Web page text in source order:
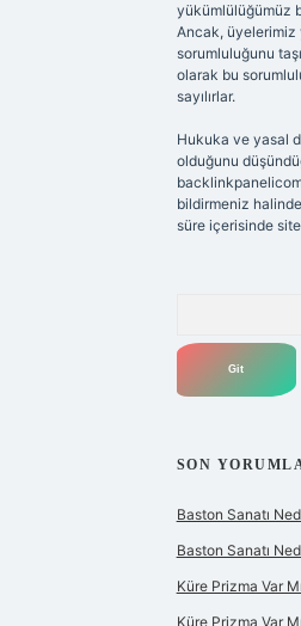
yükümlülüğümüz
Ancak, üyelerimiz
sorumluluğunu
olarak bu
sayılırlar.
Hukuka ve yasal
olduğunu
bildirmeniz
süre içerisinde
SON
Baston Sanatı
Baston Sanatı
Küre Prizma Var Mı
Küre Prizma Var Mı